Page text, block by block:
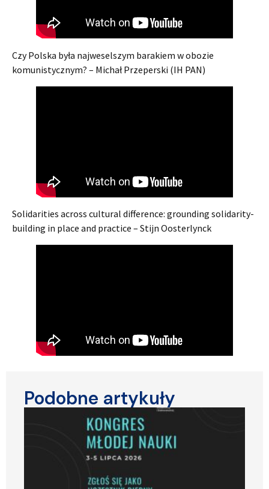
Podobne artykuły
Czy Polska była najweselszym barakiem w obozie
komunistycznym? – Michał Przeperski (IH PAN)
Solidarities across cultural difference: grounding solidarity-
building in place and practice – Stijn Oosterlynck